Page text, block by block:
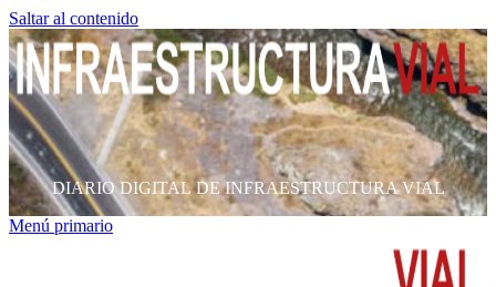
Saltar al contenido
DIARIO DIGITAL DE INFRAESTRUCTURA VIAL
Menú primario